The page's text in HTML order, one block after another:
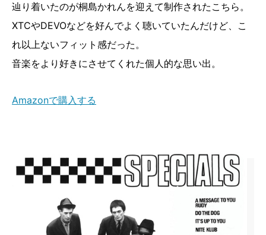
辿り着いたのが桐島かれんを迎えて制作されたこちら。
XTCやDEVOなどを好んでよく聴いていたんだけど、こ
れ以上ないフィット感だった。
音楽をより好きにさせてくれた個人的な思い出。
Amazonで購入する